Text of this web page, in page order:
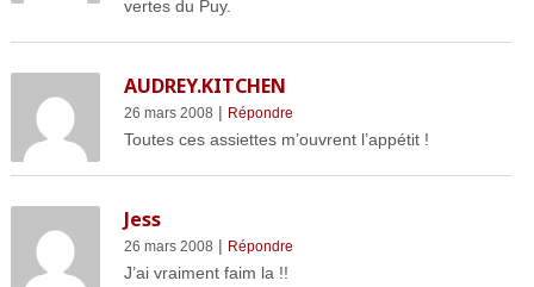
vertes du Puy.
AUDREY.KITCHEN
26 mars 2008 | Répondre
Toutes ces assiettes m’ouvrent l’appétit !
Jess
26 mars 2008 | Répondre
J’ai vraiment faim la !!